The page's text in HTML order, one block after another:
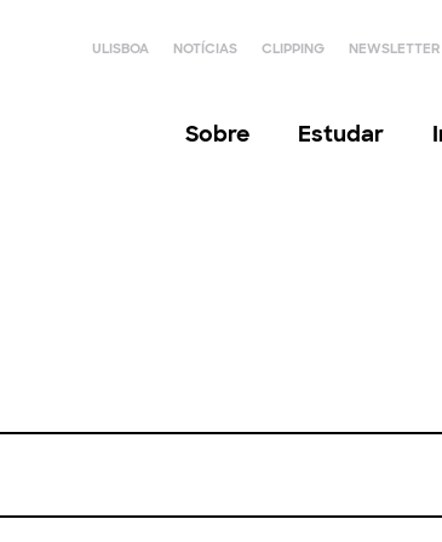
ULISBOA NOTÍCIAS CLIPPING NEWSLETTER
Sobre Estudar